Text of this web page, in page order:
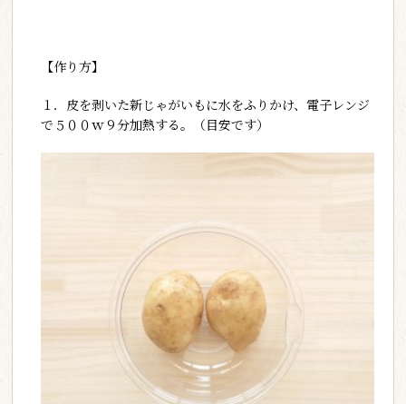
【作り方】
１．皮を剥いた新じゃがいもに水をふりかけ、電子レンジ
で５００ｗ９分加熱する。（目安です）